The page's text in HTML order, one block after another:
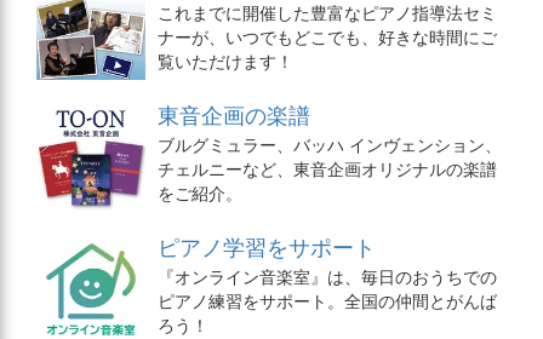
これまでに開催した豊富なピアノ指導法セミ
ナーが、いつでもどこでも、好きな時間にご
覧いただけます！
東音企画の楽譜
ブルグミュラー、バッハ インヴェンション、
チェルニーなど、東音企画オリジナルの楽譜
をご紹介。
ピアノ学習をサポート
『オンライン音楽室』は、毎日のおうちでの
ピアノ練習をサポート。全国の仲間とがんば
ろう！